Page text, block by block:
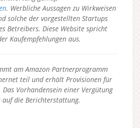
. Werbliche Aussagen zu Wirkweisen
solche der vorgestellten Startups
Betreibers. Diese Website spricht
Kaufempfehlungen aus.
am Amazon Partnerprogramm
teil und erhält Provisionen für
Vorhandensein einer Vergütung
auf die Berichterstattung.